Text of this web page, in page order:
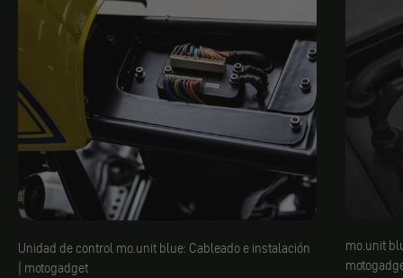
Unidad de control mo.unit blue: Cableado e instalación
| motogadget
mo.unit